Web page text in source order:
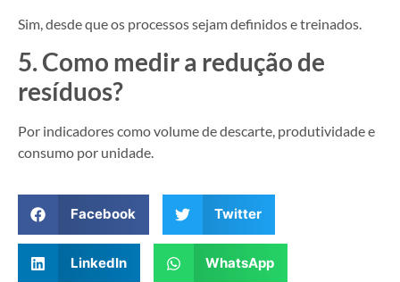
Sim, desde que os processos sejam definidos e treinados.
5. Como medir a redução de
resíduos?
Por indicadores como volume de descarte, produtividade e
consumo por unidade.
Facebook Twitter
LinkedIn WhatsApp